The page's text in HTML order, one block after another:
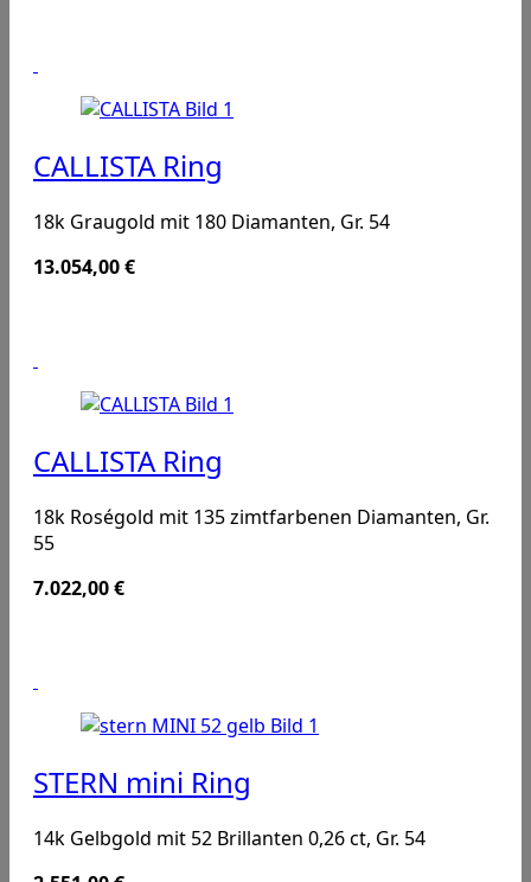
CALLISTA Ring
18k Graugold mit 180 Diamanten, Gr. 54
13.054,00€
CALLISTA Ring
18k Roségold mit 135 zimtfarbenen Diamanten, Gr.
55
7.022,00€
STERN mini Ring
14k Gelbgold mit 52 Brillanten 0,26 ct, Gr. 54